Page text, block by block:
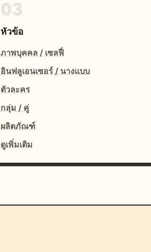
หัวข้อ
ภาพบุคคล / เซลฟี่
อินฟลูเอนเซอร์ / นางแบบ
ตัวละคร
กลุ่ม / คู่
ผลิตภัณฑ์
ดูเพิ่มเติม